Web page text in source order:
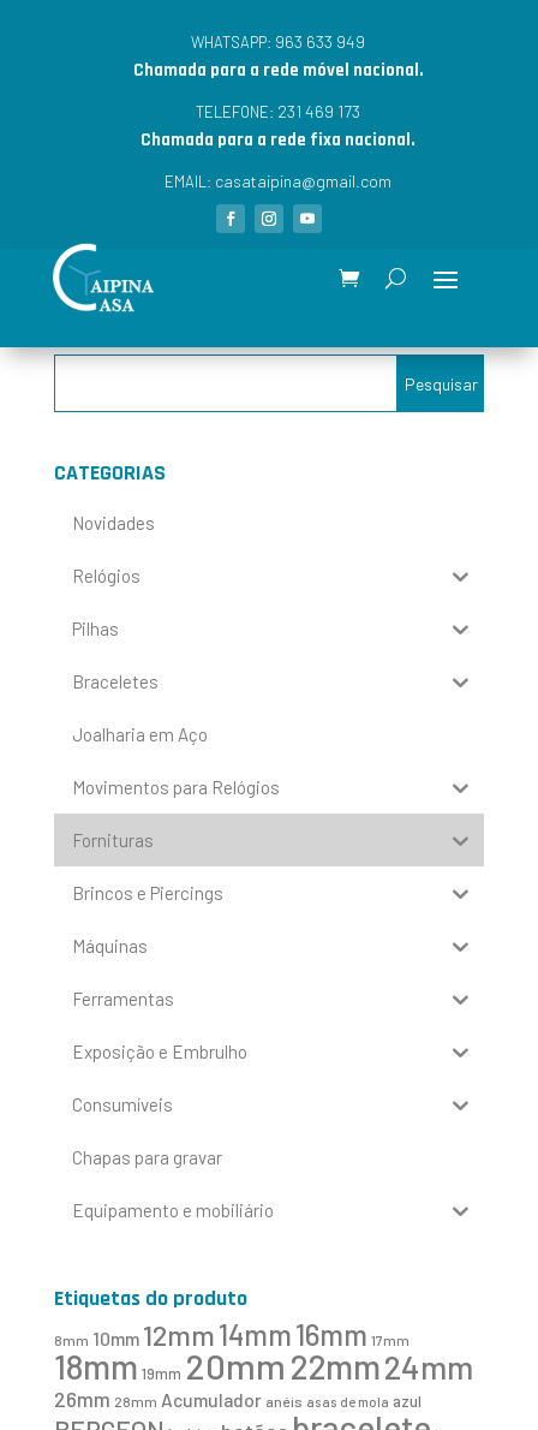
WHATSAPP: 963 633 949
Chamada para a rede móvel nacional.
TELEFONE: 231 469 173
Chamada para a rede fixa nacional.
EMAIL: casataipina@gmail.com
CATEGORIAS
Novidades
Relógios
Pilhas
Braceletes
Joalharia em Aço
Movimentos para Relógios
Fornituras
Brincos e Piercings
Máquinas
Ferramentas
Exposição e Embrulho
Consumíveis
Chapas para gravar
Equipamento e mobiliário
Etiquetas do produto
8mm 10mm 12mm14mm16mm 17mm
18mm 19mm 20mm 22mm24mm
26mm 28mm Acumulador anéis asas de mola azul